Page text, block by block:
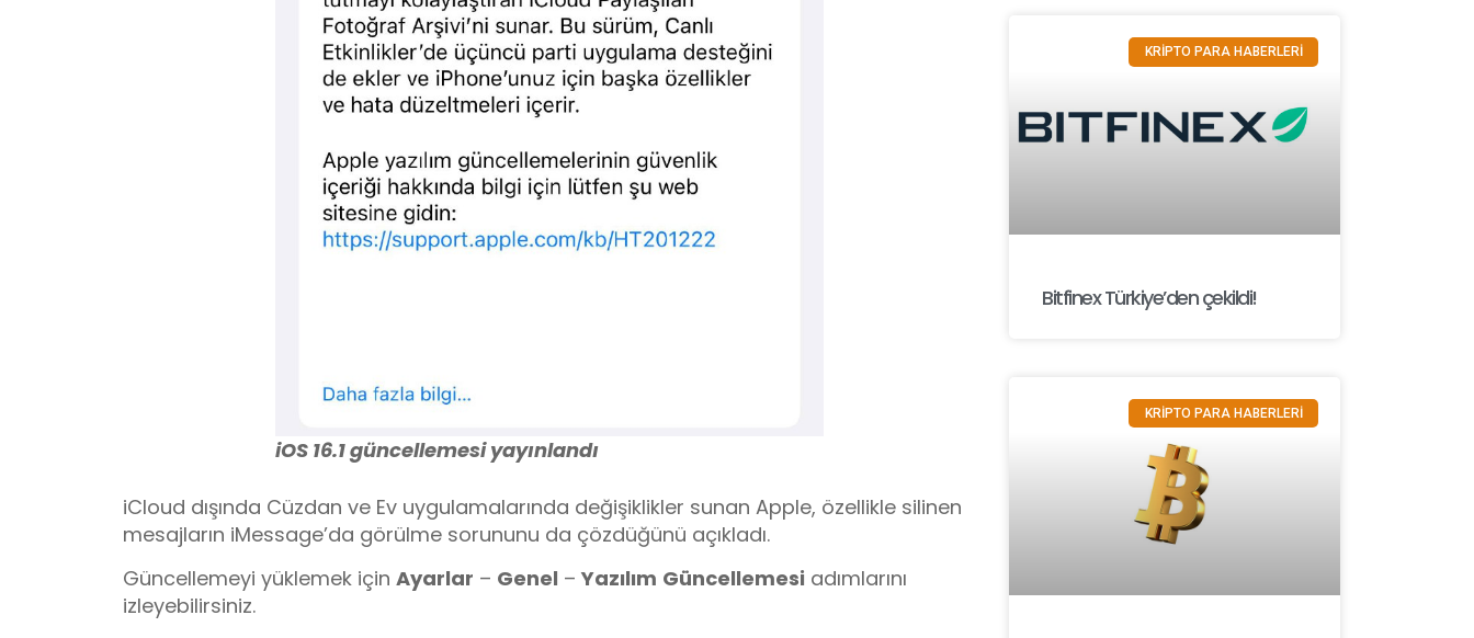
iOS 16.1 güncellemesi yayınlandı
iCloud dışında Cüzdan ve Ev uygulamalarında değişiklikler sunan Apple, özellikle silinen
mesajların iMessage’da görülme sorununu da çözdüğünü açıkladı.
Güncellemeyi yüklemek için Ayarlar – Genel – Yazılım Güncellemesi adımlarını
izleyebilirsiniz.
KRİPTO PARA HABERLERİ
Bitfinex Türkiye’den çekildi!
KRİPTO PARA HABERLERİ